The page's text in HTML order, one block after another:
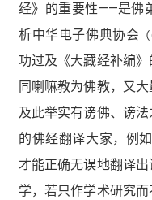
经》的重要性——是佛
析中华电子佛典协会
功过及《大藏经补编
同喇嘛教为佛教，又
及此举实有谤佛、谤
的佛经翻译大家，例
才能正确无误地翻译
学，若只作学术研究